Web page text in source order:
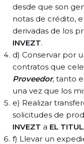
desde que son
notas de crédito,
derivadas de los
INVEZT.
d) Conservar por
contratos que
Proveedor, tanto
una vez que los
e) Realizar
solicitudes de
INVEZT a EL
f) Llevar un